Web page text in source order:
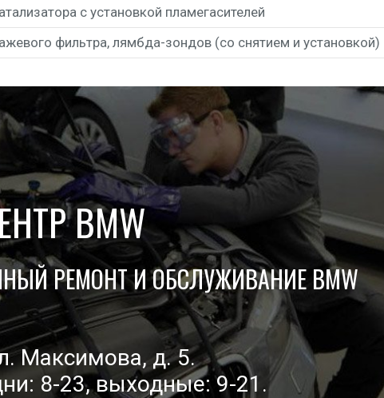
с уста­нов­кой пламегасителей
филь­тра, лямб­да-зон­дов (со сня­ти­ем и установкой)
BMW
РЕМОНТ И ОБСЛУЖИВАНИЕ BMW
Мак­си­мо­ва, д. 5.
8-23, выход­ные: 9-21.